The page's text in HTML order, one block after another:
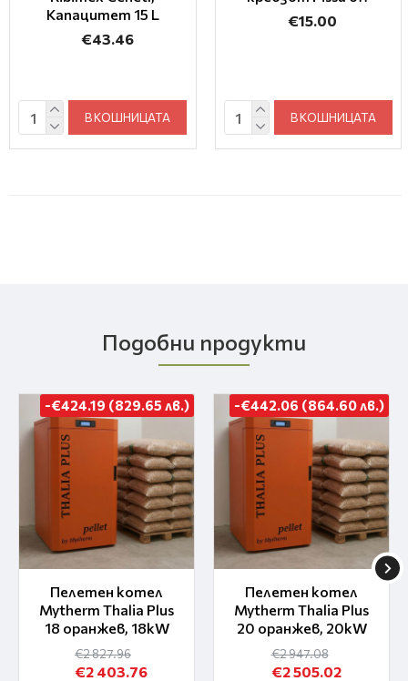
Капацитет 15 L
€43.46
В КОШНИЦАТА
€15.00
В КОШНИЦАТА
Подобни продукти
-€424.19 (829.65 лв.)
Пелетен котел
Mytherm Thalia Plus
18 оранжев, 18kW
€2 403.76
€2 827.96
-€442.06 (864.60 лв.)
Пелетен котел
Mytherm Thalia Plus
20 оранжев, 20kW
€2 505.02
€2 947.08